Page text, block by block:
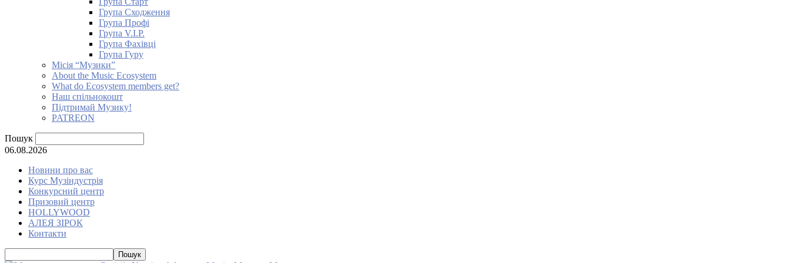
Група Сходження
Група Профі
Група V.I.P.
Група Фахівці
Група Гуру
Місія “Музики”
About the Music Ecosystem
What do Ecosystem members get?
Наш спільнокошт
Підтримай Музику!
PATREON
Пошук
06.08.2026
Новини про вас
Курс Музіндустрія
Конкурсний центр
Призовий центр
HOLLYWOOD
АЛЕЯ ЗІРОК
Контакти